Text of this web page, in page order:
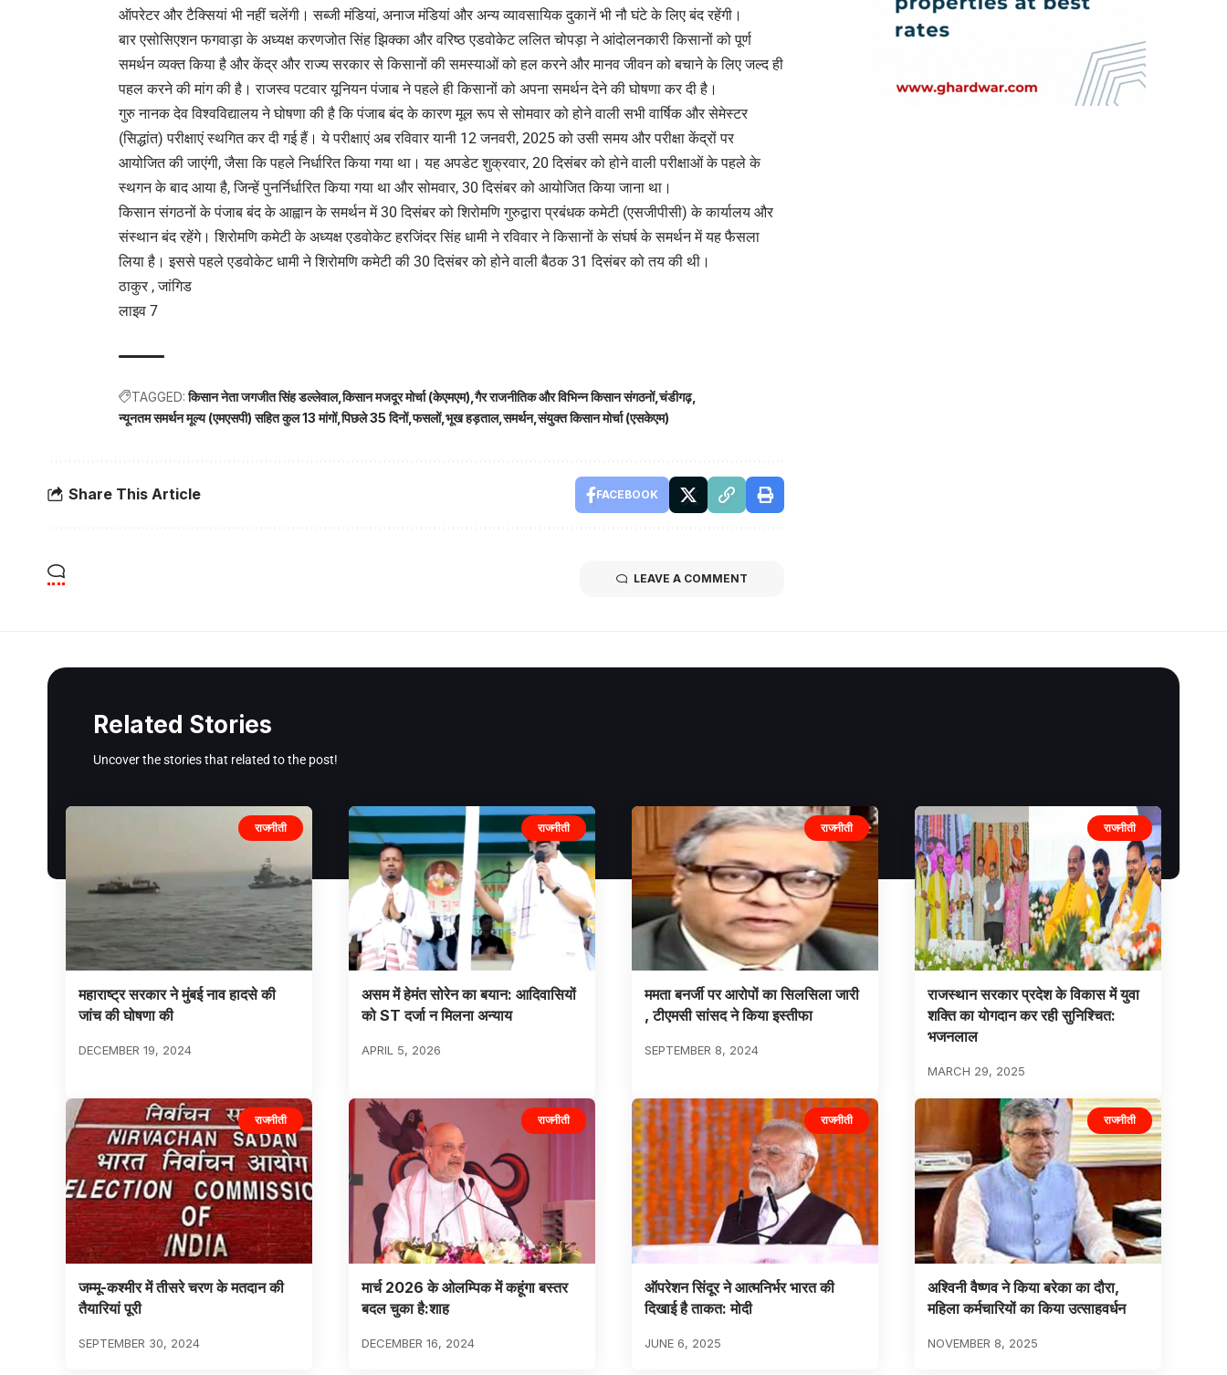
ऑपरेटर और टैक्सियां ​​भी नहीं चलेंगी। सब्जी मंडियां, अनाज मंडियां और अन्य व्यावसायिक दुकानें भी नौ घंटे के लिए बंद रहेंगी।
बार एसोसिएशन फगवाड़ा के अध्यक्ष करणजोत सिंह झिक्का और वरिष्ठ एडवोकेट ललित चोपड़ा ने आंदोलनकारी किसानों को पूर्ण
समर्थन व्यक्त किया है और केंद्र और राज्य सरकार से किसानों की समस्याओं को हल करने और मानव जीवन को बचाने के लिए जल्द ही
पहल करने की मांग की है। राजस्व पटवार यूनियन पंजाब ने पहले ही किसानों को अपना समर्थन देने की घोषणा कर दी है।
गुरु नानक देव विश्वविद्यालय ने घोषणा की है कि पंजाब बंद के कारण मूल रूप से सोमवार को होने वाली सभी वार्षिक और सेमेस्टर
(सिद्धांत) परीक्षाएं स्थगित कर दी गई हैं। ये परीक्षाएं अब रविवार यानी 12 जनवरी, 2025 को उसी समय और परीक्षा केंद्रों पर
आयोजित की जाएंगी, जैसा कि पहले निर्धारित किया गया था। यह अपडेट शुक्रवार, 20 दिसंबर को होने वाली परीक्षाओं के पहले के
स्थगन के बाद आया है, जिन्हें पुनर्निर्धारित किया गया था और सोमवार, 30 दिसंबर को आयोजित किया जाना था।
किसान संगठनों के पंजाब बंद के आह्वान के समर्थन में 30 दिसंबर को शिरोमणि गुरुद्वारा प्रबंधक कमेटी (एसजीपीसी) के कार्यालय और
संस्थान बंद रहेंगे। शिरोमणि कमेटी के अध्यक्ष एडवोकेट हरजिंदर सिंह धामी ने रविवार ने किसानों के संघर्ष के समर्थन में यह फैसला
लिया है। इससे पहले एडवोकेट धामी ने शिरोमणि कमेटी की 30 दिसंबर को होने वाली बैठक 31 दिसंबर को तय की थी।
ठाकुर , जांगिड
लाइव 7
TAGGED: किसान नेता जगजीत सिंह डल्लेवाल किसान मजदूर मोर्चा (केएमएम) गैर राजनीतिक और विभिन्न किसान संगठनों चंडीगढ़
न्यूनतम समर्थन मूल्य (एमएसपी) सहित कुल 13 मांगों पिछले 35 दिनों फसलों भूख हड़ताल समर्थन संयुक्त किसान मोर्चा (एसकेएम)
Share This Article FACEBOOK
LEAVE A COMMENT
Related Stories
Uncover the stories that related to the post!
राजनीती
महाराष्ट्र सरकार ने मुंबई नाव हादसे की
जांच की घोषणा की
DECEMBER 19, 2024
राजनीती
असम में हेमंत सोरेन का बयान: आदिवासियों
को ST दर्जा न मिलना अन्याय
APRIL 5, 2026
राजनीती
ममता बनर्जी पर आरोपों का सिलसिला जारी
, टीएमसी सांसद ने किया इस्तीफा
SEPTEMBER 8, 2024
राजनीती
राजस्थान सरकार प्रदेश के विकास में युवा
शक्ति का योगदान कर रही सुनिश्चित:
भजनलाल
MARCH 29, 2025
राजनीती
जम्मू-कश्मीर में तीसरे चरण के मतदान की
तैयारियां पूरी
SEPTEMBER 30, 2024
राजनीती
मार्च 2026 के ओलम्पिक में कहूंगा बस्तर
बदल चुका है:शाह
DECEMBER 16, 2024
राजनीती
ऑपरेशन सिंदूर ने आत्मनिर्भर भारत की
दिखाई है ताकत: मोदी
JUNE 6, 2025
राजनीती
अश्विनी वैष्णव ने किया बरेका का दौरा,
महिला कर्मचारियों का किया उत्साहवर्धन
NOVEMBER 8, 2025